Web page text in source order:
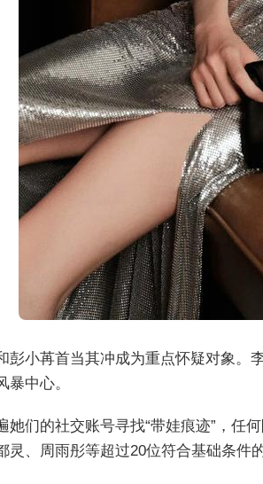
彭小苒首当其冲成为重点怀疑对象。
暴中心。
她们的社交账号寻找“带娃痕迹”，任
灵、周雨彤等超过20位符合基础条件